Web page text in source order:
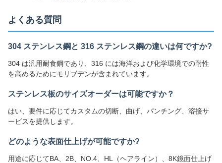
よくある質問
304 ステンレス鋼と 316 ステンレス鋼の違いは何ですか?
304 は汎用耐食鋼であり、316 には海洋および化学環境での耐性
を高めるためにモリブデンが含まれています。
ステンレス板のサイズオーダーは可能ですか？
はい、要件に応じてカスタムの切断、曲げ、パンチング、溶接サ
ービスを提供します。
どのような表面仕上げが可能ですか?
用途に応じてBA、2B、NO.4、HL（ヘアライン）、8K鏡面仕上げ